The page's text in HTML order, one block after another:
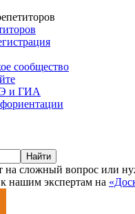
сообщество
и ГИА
Найти
на сложный вопрос или
нашим экспертам на